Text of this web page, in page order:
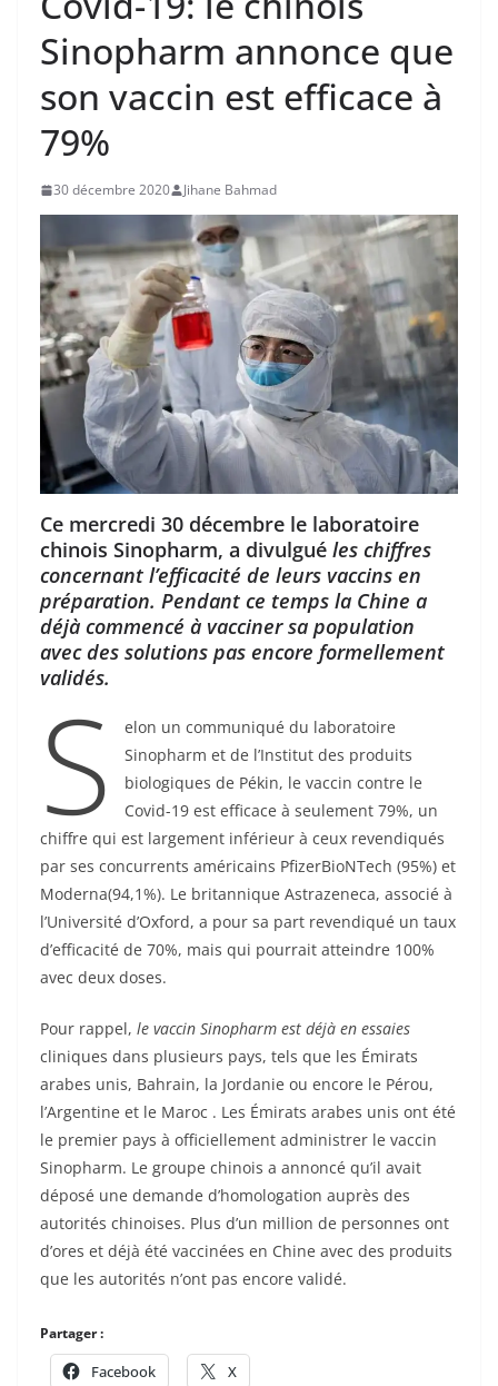
Sinopharm annonce que
son vaccin est efficace à
79%
30 décembre 2020 Jihane Bahmad
Ce mercredi 30 décembre le laboratoire
chinois Sinopharm, a divulgué les chiffres
concernant l’efficacité de leurs vaccins en
préparation. Pendant ce temps la Chine a
déjà commencé à vacciner sa population
avec des solutions pas encore formellement
validés.
S
elon un communiqué du laboratoire
Sinopharm et de l’Institut des produits
biologiques de Pékin, le vaccin contre le
Covid-19 est efficace à seulement 79%, un
chiffre qui est largement inférieur à ceux revendiqués
par ses concurrents américains PfizerBioNTech (95%) et
Moderna(94,1%). Le britannique Astrazeneca, associé à
l’Université d’Oxford, a pour sa part revendiqué un taux
d’efficacité de 70%, mais qui pourrait atteindre 100%
avec deux doses.
Pour rappel, le vaccin Sinopharm est déjà en essaies
cliniques dans plusieurs pays, tels que les Émirats
arabes unis, Bahrain, la Jordanie ou encore le Pérou,
l’Argentine et le Maroc . Les Émirats arabes unis ont été
le premier pays à officiellement administrer le vaccin
Sinopharm. Le groupe chinois a annoncé qu’il avait
déposé une demande d’homologation auprès des
autorités chinoises. Plus d’un million de personnes ont
d’ores et déjà été vaccinées en Chine avec des produits
que les autorités n’ont pas encore validé.
Partager :
Facebook X